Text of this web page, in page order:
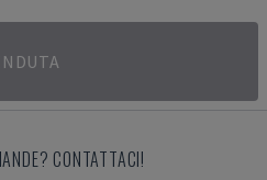
CONTATTACI!